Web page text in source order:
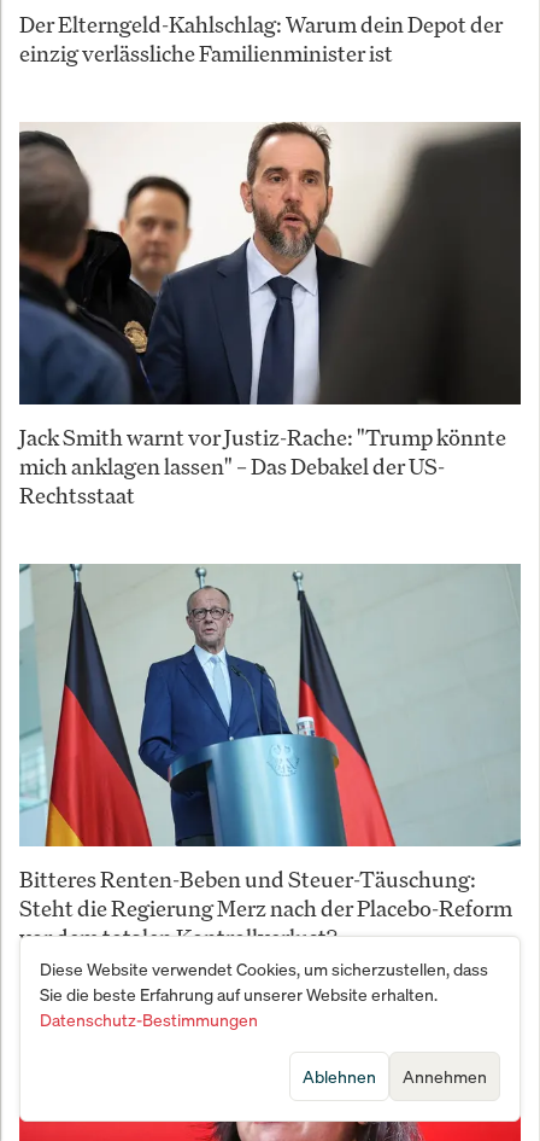
Der Elterngeld-Kahlschlag: Warum dein Depot der
einzig verlässliche Familienminister ist
Jack Smith warnt vor Justiz-Rache: "Trump könnte
mich anklagen lassen" – Das Debakel der US-
Rechtsstaat
Bitteres Renten-Beben und Steuer-Täuschung:
Steht die Regierung Merz nach der Placebo-Reform
vor dem totalen Kontrollverlust?
Diese Website verwendet Cookies, um sicherzustellen, dass
Sie die beste Erfahrung auf unserer Website erhalten.
Datenschutz-Bestimmungen
Annehmen
Ablehnen